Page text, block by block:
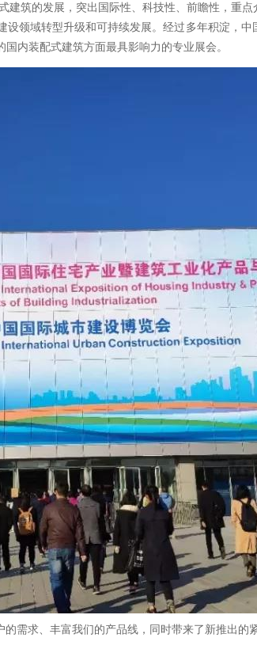
筑的发展，突出国际性、科技性、前瞻性，重
领域转型升级和可持续发展。经过多年积淀，
内装配式建筑方面最具影响力的专业展会。
需求、丰富我们的产品线，同时带来了新推出的